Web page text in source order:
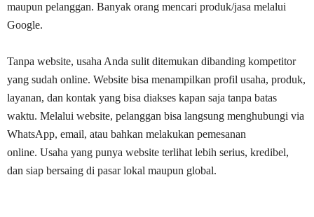
maupun pelanggan. Banyak orang mencari produk/jasa melalui
Google.
Tanpa website, usaha Anda sulit ditemukan dibanding kompetitor
yang sudah online. Website bisa menampilkan profil usaha, produk,
layanan, dan kontak yang bisa diakses kapan saja tanpa batas
waktu. Melalui website, pelanggan bisa langsung menghubungi via
WhatsApp, email, atau bahkan melakukan pemesanan
online. Usaha yang punya website terlihat lebih serius, kredibel,
dan siap bersaing di pasar lokal maupun global.